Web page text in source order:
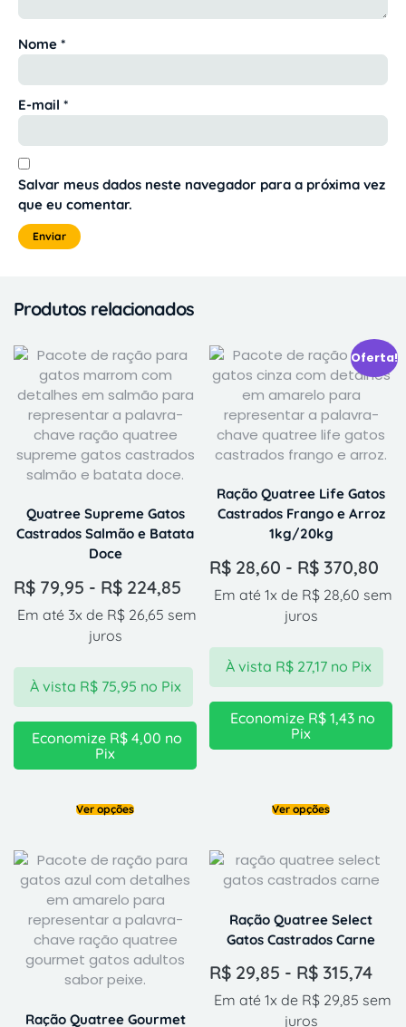
Nome *
E-mail *
Salvar meus dados neste navegador para a próxima vez
que eu comentar.
Produtos relacionados
Quatree Supreme Gatos
Castrados Salmão e Batata
Doce
R$ 79,95 - R$ 224,85
Em até 3x de R$ 26,65 sem
juros
À vista R$75,95 no Pix
Economize R$ 4,00 no
Pix
Ver opções
Oferta!
Ração Quatree Life Gatos
Castrados Frango e Arroz
1kg/20kg
R$ 28,60 - R$ 370,80
Em até 1x de R$28,60 sem
juros
À vista R$27,17 no Pix
Economize R$ 1,43 no
Pix
Ver opções
Ração Quatree Gourmet
Ração Quatree Select
Gatos Castrados Carne
R$ 29,85 - R$ 315,74
Em até 1x de R$ 29,85 sem
juros